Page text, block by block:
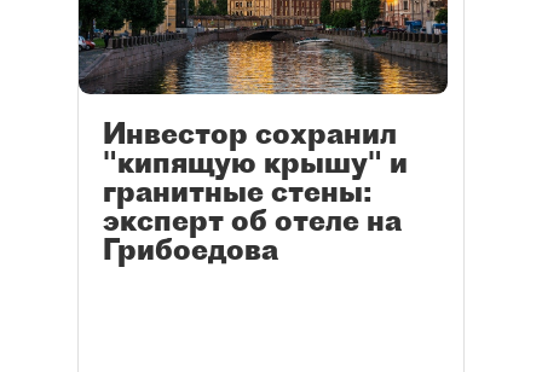
Инвестор сохранил
"кипящую крышу" и
гранитные стены:
эксперт об отеле на
Грибоедова